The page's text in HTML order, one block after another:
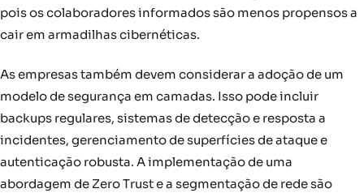
pois os colaboradores informados são menos propensos a
cair em armadilhas cibernéticas.
As empresas também devem considerar a adoção de um
modelo de segurança em camadas. Isso pode incluir
backups regulares, sistemas de detecção e resposta a
incidentes, gerenciamento de superfícies de ataque e
autenticação robusta. A implementação de uma
abordagem de Zero Trust e a segmentação de rede são